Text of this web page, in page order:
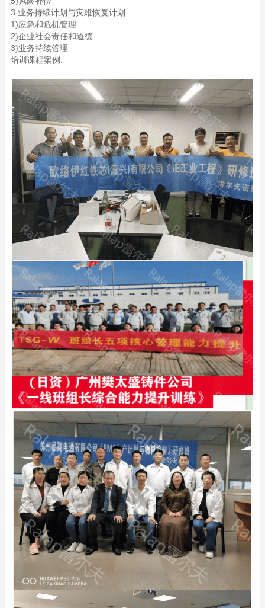
3.业务持续计划与灾难恢复计划
1)应急和危机管理
2)企业社会责任和道德
3)业务持续管理
培训课程案例: